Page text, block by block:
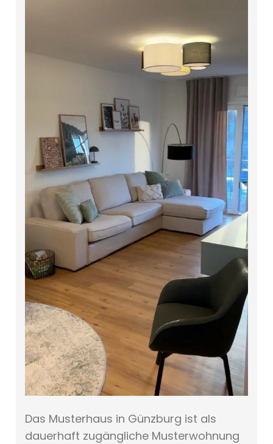
Das Musterhaus in Günzburg ist als
dauerhaft zugängliche Musterwohnung